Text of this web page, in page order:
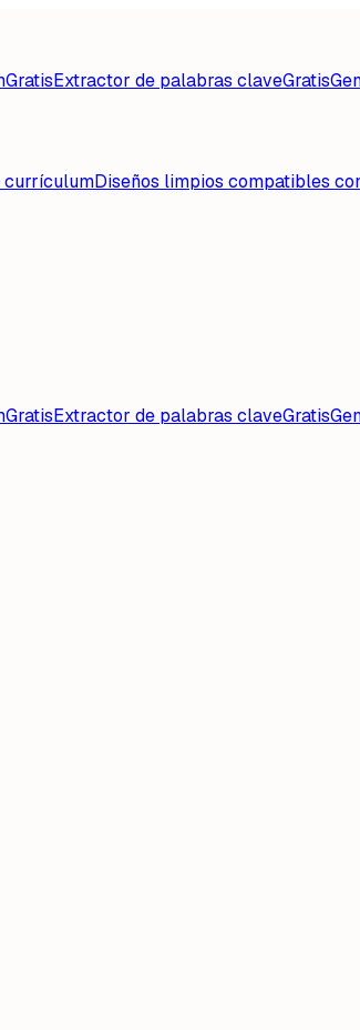
GratisExtractor de palabras claveGratis
currículumDiseños limpios compatibles
GratisExtractor de palabras claveGratis